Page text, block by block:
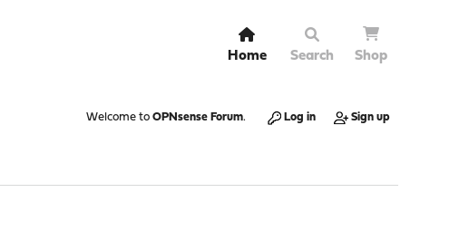
Home Search Shop
Welcome to OPNsense Forum. Log in Sign up